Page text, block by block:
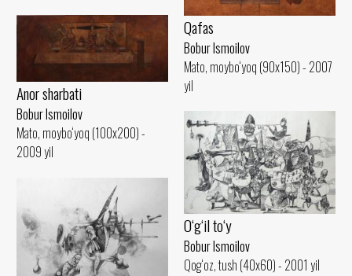
Qafas
Bobur Ismoilov
Mato, moybo‘yoq (90x150) - 2007
yil
Anor sharbati
Bobur Ismoilov
Mato, moybo‘yoq (100x200) -
2009 yil
O‘g‘il to‘y
Bobur Ismoilov
Qog‘oz, tush (40x60) - 2001 yil